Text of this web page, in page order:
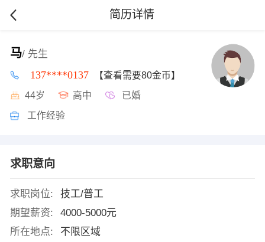
简历详情
马/ 先生
137****0137 【查看需要80金币】
44岁 高中 已婚
工作经验
求职意向
求职岗位:
技工/普工
期望薪资:
4000-5000元
所在地点:
不限区域